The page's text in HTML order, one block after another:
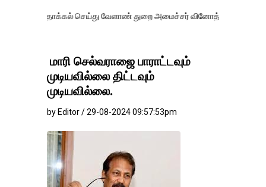
செய்து வேளாண் துறை அமைச்சர் வினோத் வாசித்து வருகிறார். �.
மாரி செல்வராஜை பாராட்டவும்
முடியவில்லை திட்டவும்
முடியவில்லை.
by Editor / 29-08-2024 09:57:53pm